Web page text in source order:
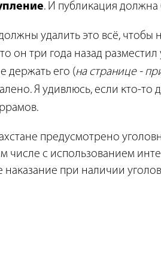
. И публикация должна
удалить это всё, чтобы
он три года назад
держать его (на странице -
Я удивлюсь, если кто-то
предусмотрено
числе с использованием
при наличии